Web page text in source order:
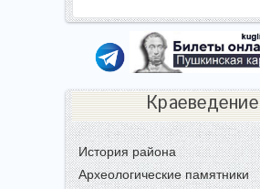
Краеведение
История района
Археологические памятники